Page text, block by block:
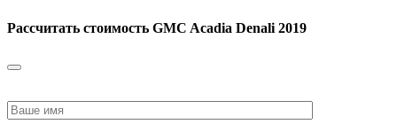
Рассчитать стоимость GMC Acadia Denali 2019
leave